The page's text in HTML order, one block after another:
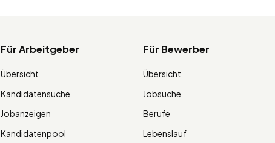
Für Arbeitgeber
Übersicht
Kandidatensuche
Jobanzeigen
Kandidatenpool
Für Bewerber
Übersicht
Jobsuche
Berufe
Lebenslauf